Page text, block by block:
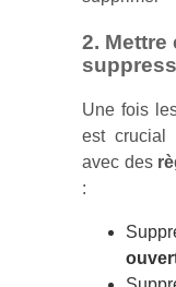
2. Mettre
Une fois
est crucial
avec des
: